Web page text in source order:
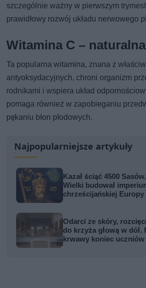
szczególnie ważny w pierwszym
prawidłowy rozwój układu nerwowego
Witamina C –
Ta popularna witamina, znana z
antyoksydacyjnych, chroni organizm
rodnikami i wspiera układ
pomaga również w zapobieganiu
pękaniu błon płodowych.
Najpopularniejsze artykuły
Kazał ściąć 4500
Wielki budował
chrześcijańskiej Europy
Odarci ze skóry,
do krzyża głową w dół.
krwawy koniec